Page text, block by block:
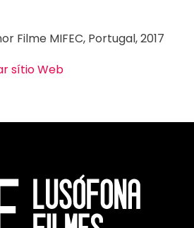
Filme MIFEC, Portugal, 2017
sítio Web